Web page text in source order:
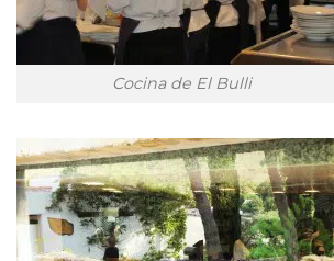
Cocina de El Bulli